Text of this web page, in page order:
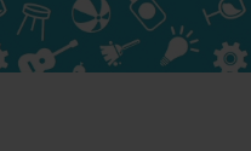
DIT
SYMBOOL